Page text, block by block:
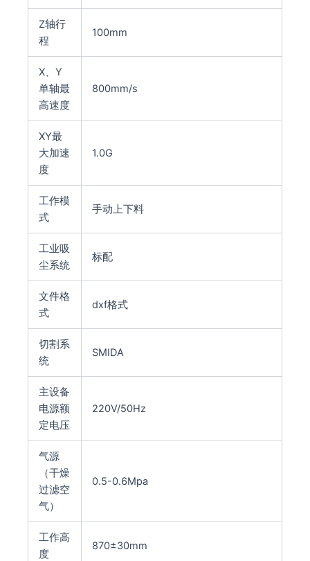
Z轴行
程
100mm
X、Y
单轴最
高速度
800mm/s
XY最
大加速
度
1.0G
工作模
式
手动上下料
工业吸
尘系统
标配
文件格
式
dxf格式
切割系
统
SMIDA
主设备
电源额
定电压
220V/50Hz
气源
（干燥
过滤空
气）
0.5-0.6Mpa
工作高
度
870±30mm